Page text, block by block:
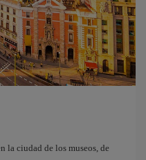
la ciudad de los museos, de